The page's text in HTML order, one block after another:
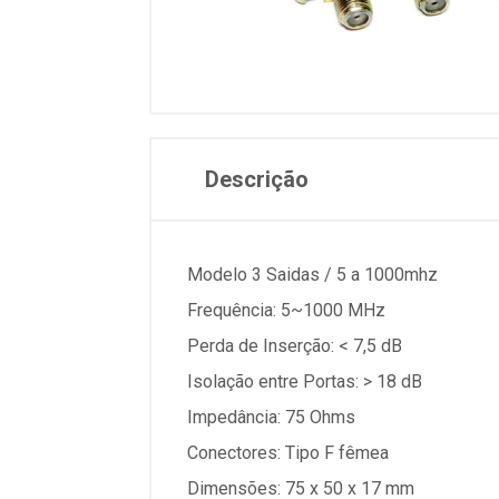
Descrição
Modelo 3 Saidas / 5 a 1000mhz
Frequência: 5~1000 MHz
Perda de Inserção: < 7,5 dB
Isolação entre Portas: > 18 dB
Impedância: 75 Ohms
Conectores: Tipo F fêmea
Dimensões: 75 x 50 x 17 mm